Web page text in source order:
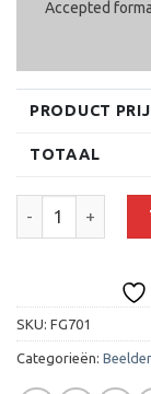
Accepted
PRODUCT
TOTAAL
SKU: FG701
Categorieën: